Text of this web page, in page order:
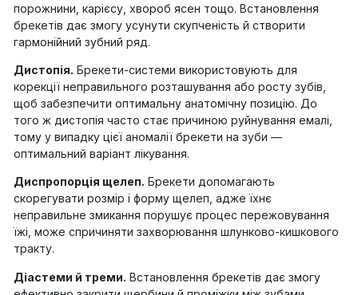
порожнини, карієсу, хвороб ясен тощо. Встановлення
брекетів дає змогу усунути скупченість й створити
гармонійний зубний ряд.
Дистопія. Брекети-системи використовують для
корекції неправильного розташування або росту зубів,
щоб забезпечити оптимальну анатомічну позицію. До
того ж дистопія часто стає причиною руйнування емалі,
тому у випадку цієї аномалії брекети на зуби —
оптимальний варіант лікування.
Диспропорція щелеп. Брекети допомагають
скорегувати розмір і форму щелеп, адже їхнє
неправильне змикання порушує процес пережовування
їжі, може спричиняти захворювання шлунково-кишкового
тракту.
Діастеми й треми. Встановлення брекетів дає змогу